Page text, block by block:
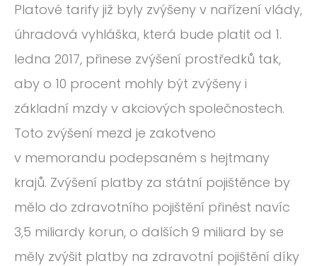
Platové tarify již byly zvýšeny v nařízení vlády,
úhradová vyhláška, která bude platit od 1.
ledna 2017, přinese zvýšení prostředků tak,
aby o 10 procent mohly být zvýšeny i
základní mzdy v akciových společnostech.
Toto zvýšení mezd je zakotveno
v memorandu podepsaném s hejtmany
krajů. Zvýšení platby za státní pojištěnce by
mělo do zdravotního pojištění přinést navíc
3,5 miliardy korun, o dalších 9 miliard by se
měly zvýšit platby na zdravotní pojištění díky